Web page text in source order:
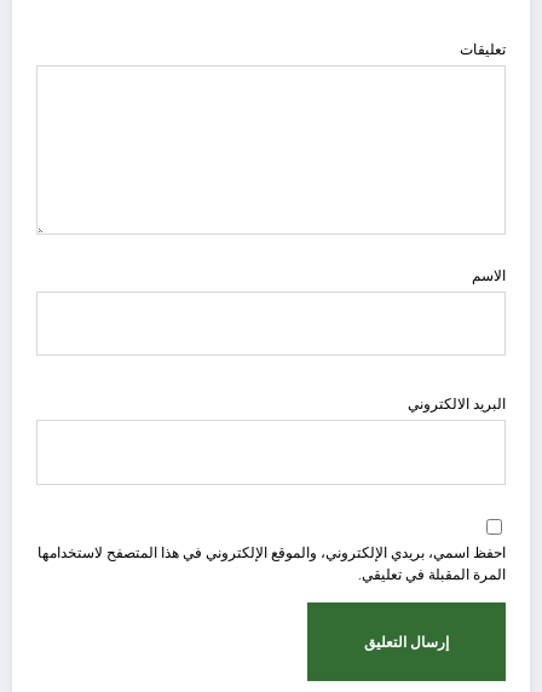
تعليقات
الاسم
البريد الالكتروني
احفظ اسمي، بريدي الإلكتروني، والموقع الإلكتروني في هذا المتصفح لاستخدامها
المرة المقبلة في تعليقي.